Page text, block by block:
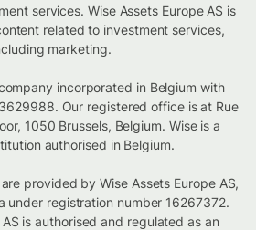
services. Wise Assets Europe AS is
related to investment services,
marketing.
incorporated in Belgium with
Our registered office is at Rue
1050 Brussels, Belgium. Wise is a
authorised in Belgium.
provided by Wise Assets Europe AS,
under registration number 16267372.
is authorised and regulated as an